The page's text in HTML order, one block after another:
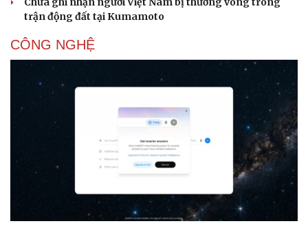
trận động đất tại Kumamoto
CÔNG NGHỆ